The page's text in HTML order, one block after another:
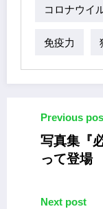
コロナウイ
免疫力
Previous
写真集『
って登場
Next post